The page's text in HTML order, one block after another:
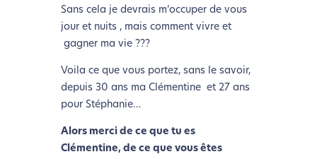
Sans cela je devrais m’occuper de vous
jour et nuits , mais comment vivre et
gagner ma vie ???
Voila ce que vous portez, sans le savoir,
depuis 30 ans ma Clémentine et 27 ans
pour Stéphanie…
Alors merci de ce que tu es
Clémentine, de ce que vous êtes